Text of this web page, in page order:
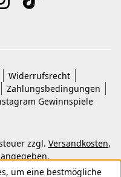
Widerrufsrecht
Zahlungsbedingungen
Gewinnspiele
zzgl. Versandkosten,
Rechte vorbehalten.
um eine bestmögliche